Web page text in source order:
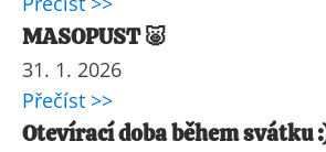
MASOPUST 🐷
31. 1. 2026
Přečíst >>
Otevírací doba během svátku